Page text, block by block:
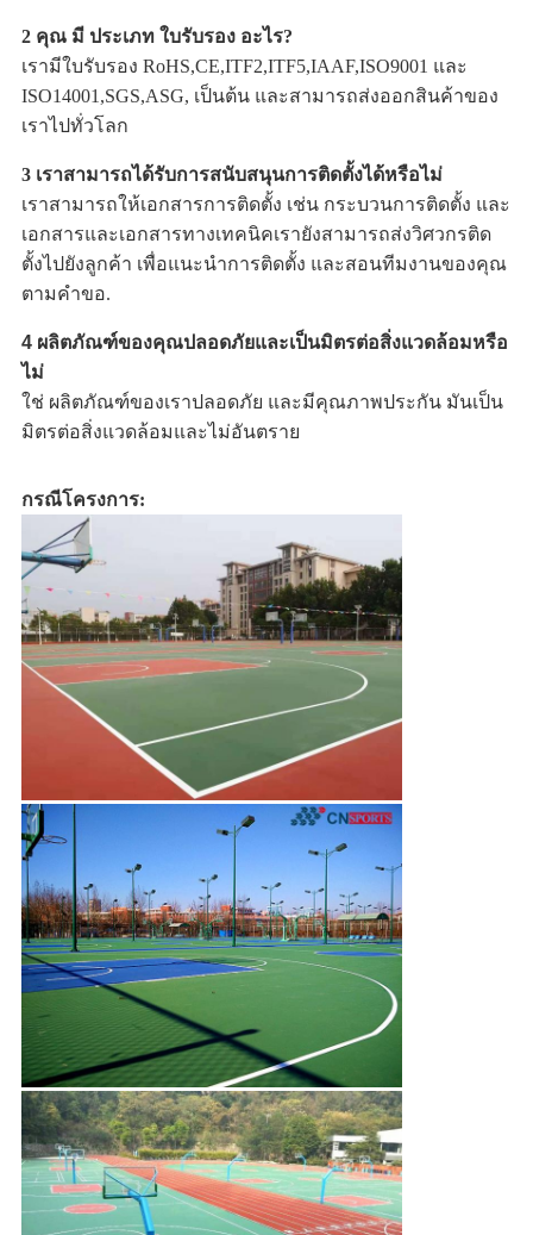
2 คุณ มี ประเภท ใบรับรอง อะไร?
เรามีใบรับรอง RoHS,CE,ITF2,ITF5,IAAF,ISO9001 และ
ISO14001,SGS,ASG, เป็นต้น และสามารถส่งออกสินค้าของ
เราไปทั่วโลก
3 เราสามารถได้รับการสนับสนุนการติดตั้งได้หรือไม่
เราสามารถให้เอกสารการติดตั้ง เช่น กระบวนการติดตั้ง และ
เอกสารและเอกสารทางเทคนิคเรายังสามารถส่งวิศวกรติด
ตั้งไปยังลูกค้า เพื่อแนะนําการติดตั้ง และสอนทีมงานของคุณ
ตามคําขอ.
4 ผลิตภัณฑ์ของคุณปลอดภัยและเป็นมิตรต่อสิ่งแวดล้อมหรือ
ไม่
ใช่ ผลิตภัณฑ์ของเราปลอดภัย และมีคุณภาพประกัน มันเป็น
มิตรต่อสิ่งแวดล้อมและไม่อันตราย
กรณีโครงการ: